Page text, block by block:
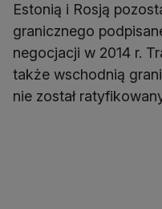
Estonią i Rosją
granicznego
negocjacji w 2014 r.
także wschodnią
nie został